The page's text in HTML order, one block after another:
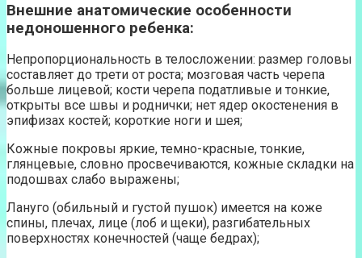
Внешние анатомические особенности
недоношенного ребенка:
Непропорциональность в телосложении: размер головы
составляет до трети от роста; мозговая часть черепа
больше лицевой; кости черепа податливые и тонкие,
открыты все швы и роднички; нет ядер окостенения в
эпифизах костей; короткие ноги и шея;
Кожные покровы яркие, темно-красные, тонкие,
глянцевые, словно просвечиваются, кожные складки на
подошвах слабо выражены;
Лануго (обильный и густой пушок) имеется на коже
спины, плечах, лице (лоб и щеки), разгибательных
поверхностях конечностей (чаще бедрах);